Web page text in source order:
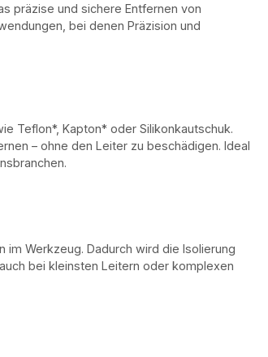
präzise und sichere Entfernen von
bei denen Präzision und
Teflon*, Kapton* oder Silikonkautschuk.
– ohne den Leiter zu beschädigen. Ideal
Werkzeug. Dadurch wird die Isolierung
bei kleinsten Leitern oder komplexen